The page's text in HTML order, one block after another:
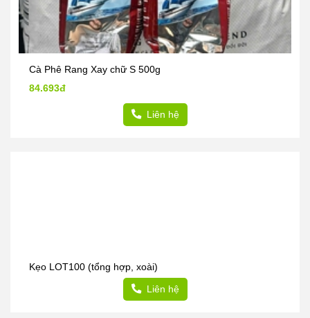
Cà Phê Rang Xay chữ S 500g
84.693đ
Liên hệ
Kẹo LOT100 (tổng hợp, xoài)
Liên hệ